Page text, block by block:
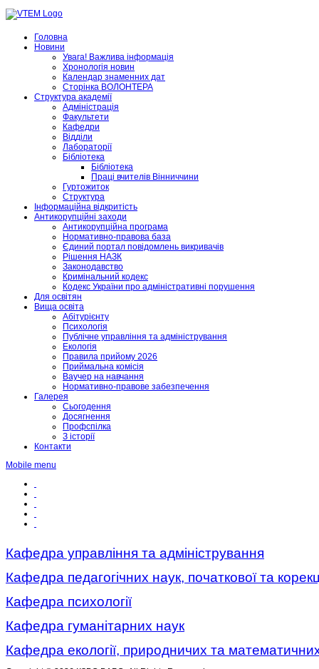
Головна
Новини
Увага! Важлива інформація
Хронологія новин
Календар знаменних дат
Сторінка ВОЛОНТЕРА
Структура академії
Адміністрація
Факультети
Кафедри
Відділи
Лабораторії
Бібліотека
Бібліотека
Праці вчителів Вінниччини
Гуртожиток
Структура
Інформаційна відкритість
Антикорупційні заходи
Антикорупційна програма
Нормативно-правова база
Єдиний портал повідомлень викривачів
Рішення НАЗК
Законодавство
Кримінальний кодекс
Кодекс України про адміністративні порушення
Для освітян
Вища освіта
Абітурієнту
Психологія
Публічне управління та адміністрування
Екологія
Правила прийому 2026
Приймальна комісія
Ваучер на навчання
Нормативно-правове забезпечення
Галерея
Сьогодення
Досягнення
Профспілка
З історії
Контакти
Mobile menu
Кафедра управління та адміністрування
Кафедра педагогічних наук, початкової та
Кафедра психології
Кафедра гуманітарних наук
Кафедра екології, природничих та